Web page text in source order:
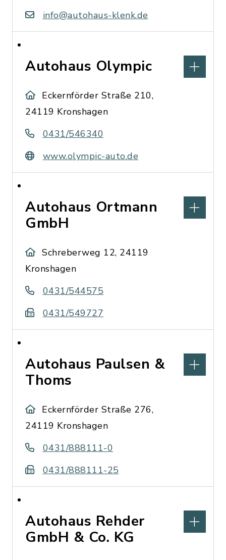
info@autohaus-klenk.de
Autohaus Olympic
Eckernförder Straße 210,
24119 Kronshagen
0431/546340
www.olympic-auto.de
Autohaus Ortmann
GmbH
Schreberweg 12, 24119
Kronshagen
0431/544575
0431/549727
Autohaus Paulsen &
Thoms
Eckernförder Straße 276,
24119 Kronshagen
0431/888111-0
0431/888111-25
Autohaus Rehder
GmbH & Co. KG